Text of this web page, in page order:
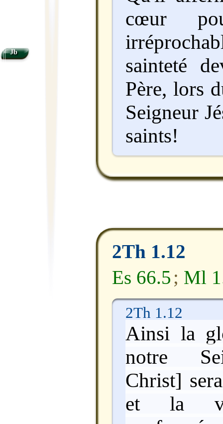
cœur
sainteté
Père, lors
Seigneur
saints!
2Th 1.12
Es 66.5; Ml
2Th 1.12
Ainsi la
notre
Christ]
et la
Jb